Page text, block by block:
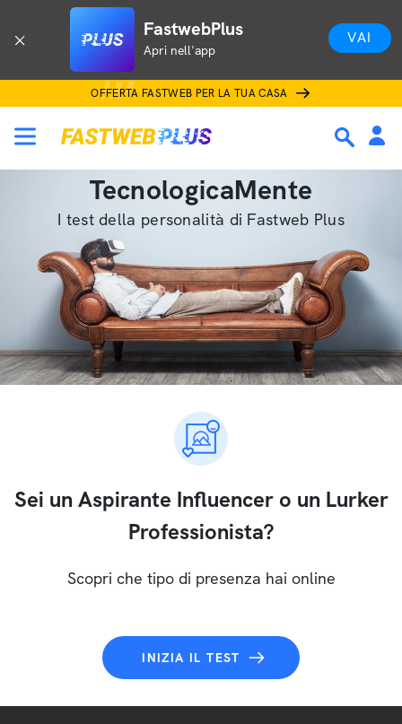
FastwebPlus
Apri nell'app
VAI
OFFERTA FASTWEB PER LA TUA CASA
TecnologicaMente
I test della personalità di Fastweb Plus
Sei un Aspirante Influencer o un Lurker
Professionista?
Scopri che tipo di presenza hai online
INIZIA IL TEST